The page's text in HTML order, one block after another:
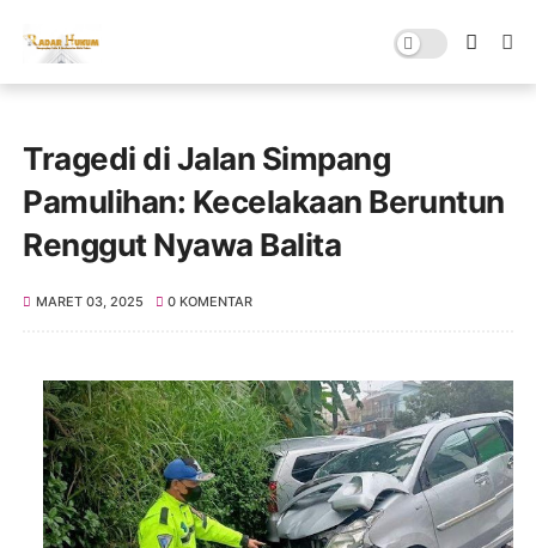
Tragedi di Jalan Simpang
Pamulihan: Kecelakaan Beruntun
Renggut Nyawa Balita
MARET 03, 2025 0 KOMENTAR